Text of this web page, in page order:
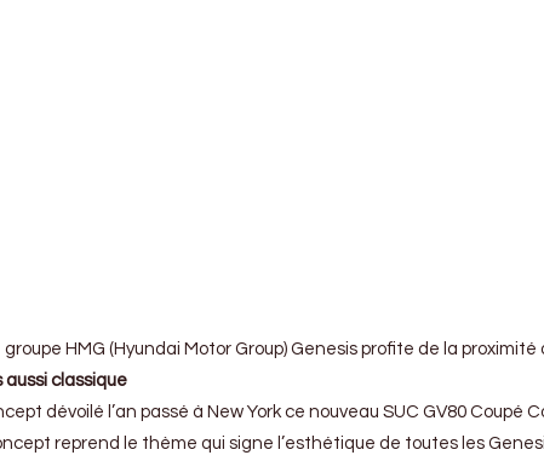
HMG (Hyundai Motor Group) Genesis profite de la
aussi classique
dévoilé l’an passé à New York ce nouveau SUC GV80
reprend le thème qui signe l’esthétique de toutes les